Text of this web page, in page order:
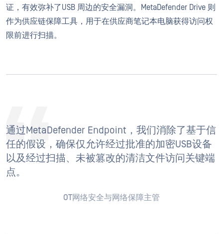
证，有效弥补了USB 周边的安全漏洞。MetaDefender Drive 则
作为供应链保障工具，用于在供应商笔记本电脑获得访问权
限前进行扫描。
通过MetaDefender Endpoint，我们消除了基于信
任的假设，确保仅允许经过批准的加密USB设备
以及经过扫描、未被篡改的清洁文件访问关键端
点。
OT网络安全与网络保障主管